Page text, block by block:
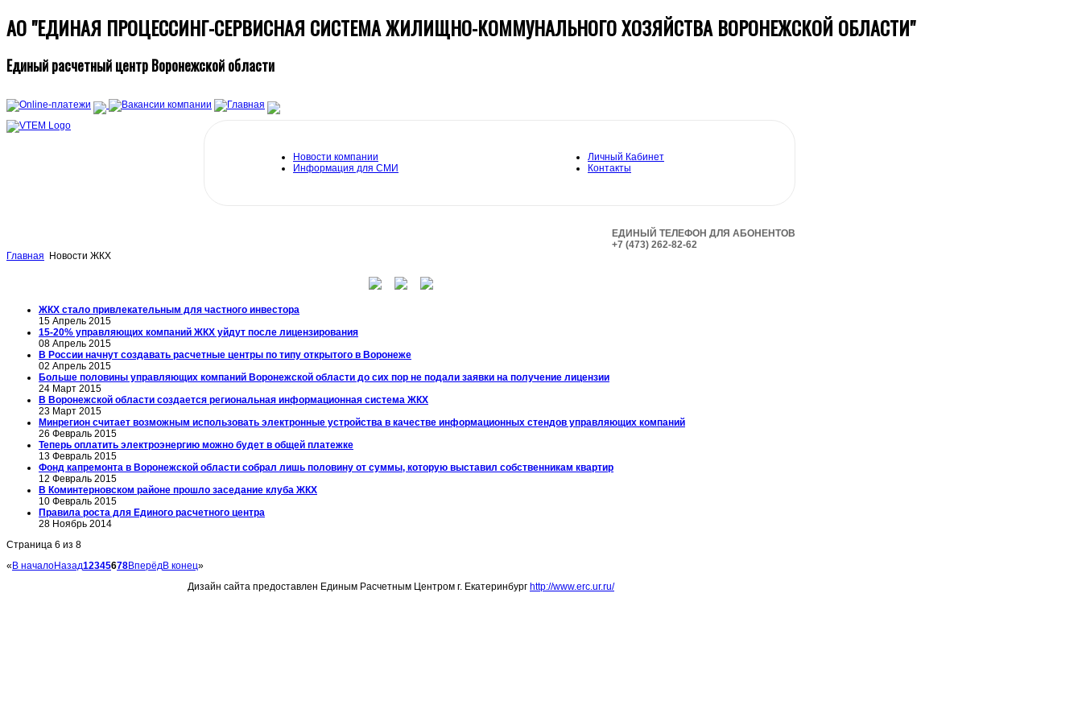
АО "ЕДИНАЯ ПРОЦЕССИНГ-СЕРВИСНАЯ СИСТЕМА ЖИЛИЩНО-КОММУНАЛЬНОГО ХОЗЯЙСТВА ВОРОНЕЖСКОЙ ОБЛАСТИ"
Единый расчетный центр Воронежской области
Новости компании
Информация для СМИ
Личный Кабинет
Контакты
ЕДИНЫЙ ТЕЛЕФОН ДЛЯ АБОНЕНТОВ
+7 (473) 262-82-62
Главная
Новости ЖКХ
ЖКХ стало привлекательным для частного инвестора
15 Апрель 2015
15-20% управляющих компаний ЖКХ уйдут после лицензирования
08 Апрель 2015
В России начнут создавать расчетные центры по типу открытого в Воронеже
02 Апрель 2015
Больше половины управляющих компаний Воронежской области до сих пор не подали заявки на получение лицензии
24 Март 2015
В Воронежской области создается региональная информационная система ЖКХ
23 Март 2015
Минрегион считает возможным использовать электронные устройства в качестве информационных стендов управляющих компаний
26 Февраль 2015
Теперь оплатить электроэнергию можно будет в общей платежке
13 Февраль 2015
Фонд капремонта в Воронежской области собрал лишь половину от суммы, которую выставил собственникам квартир
12 Февраль 2015
В Коминтерновском районе прошло заседание клуба ЖКХ
10 Февраль 2015
Правила роста для Единого расчетного центра
28 Ноябрь 2014
Страница 6 из 8
« В началоНазад12345678ВперёдВ конец»
Дизайн сайта предоставлен Единым Расчетным Центром г. Екатеринбург http://www.erc.ur.ru/